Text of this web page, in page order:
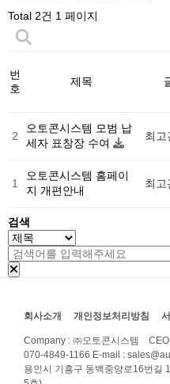
Total 2건 1 페이지
번
호
제목
2
오토콘시스템 모범 납
세자 표창장 수여
최고
1
오토콘시스템 홈페이
지 개편안내
최고
검색
회사소개 개인정보처리방침
Company : ㈜오토콘시스템
070-4849-1166 E-mail :
용인시 기흥구 동백중앙로16번길